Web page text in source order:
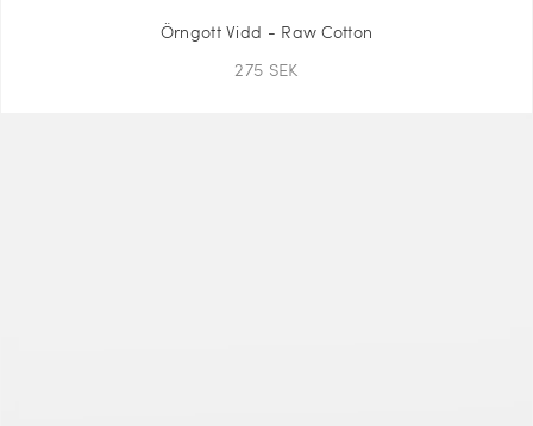
Örngott Vidd - Raw Cotton
275 SEK